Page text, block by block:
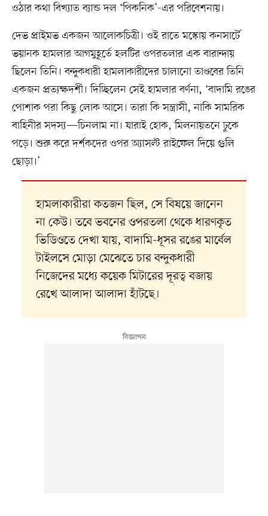
ওঠার কথা বিখ্যাত ব্যান্ড দল ‘পিকনিক’-এর পরিবেশনায়।
দেভ প্রাইমভ একজন আলোকচিত্রী। ওই রাতে মস্কোয় কনসার্টে
ভয়ানক হামলার আগমুহূর্তে হলটির ওপরতলার এক বারান্দায়
ছিলেন তিনি। বন্দুকধারী হামলাকারীদের চালানো তাণ্ডবের তিনি
একজন প্রত্যক্ষদর্শী। দিচ্ছিলেন সেই হামলার বর্ণনা, ‘বাদামি রঙের
পোশাক পরা কিছু লোক আসে। তারা কি সন্ত্রাসী, নাকি সামরিক
বাহিনীর সদস্য—চিনলাম না। যারাই হোক, মিলনায়তনে ঢুকে
পড়ে। শুরু করে দর্শকদের ওপর অ্যাসল্ট রাইফেল দিয়ে গুলি
ছোড়া।’
হামলাকারীরা কতজন ছিল, সে বিষয়ে জানেন
না কেউ। তবে ভবনের ওপরতলা থেকে ধারণকৃত
ভিডিওতে দেখা যায়, বাদামি-ধূসর রঙের মার্বেল
টাইলসে মোড়া মেঝেতে চার বন্দুকধারী
নিজেদের মধ্যে কয়েক মিটারের দূরত্ব বজায়
রেখে আলাদা আলাদা হাঁটছে।